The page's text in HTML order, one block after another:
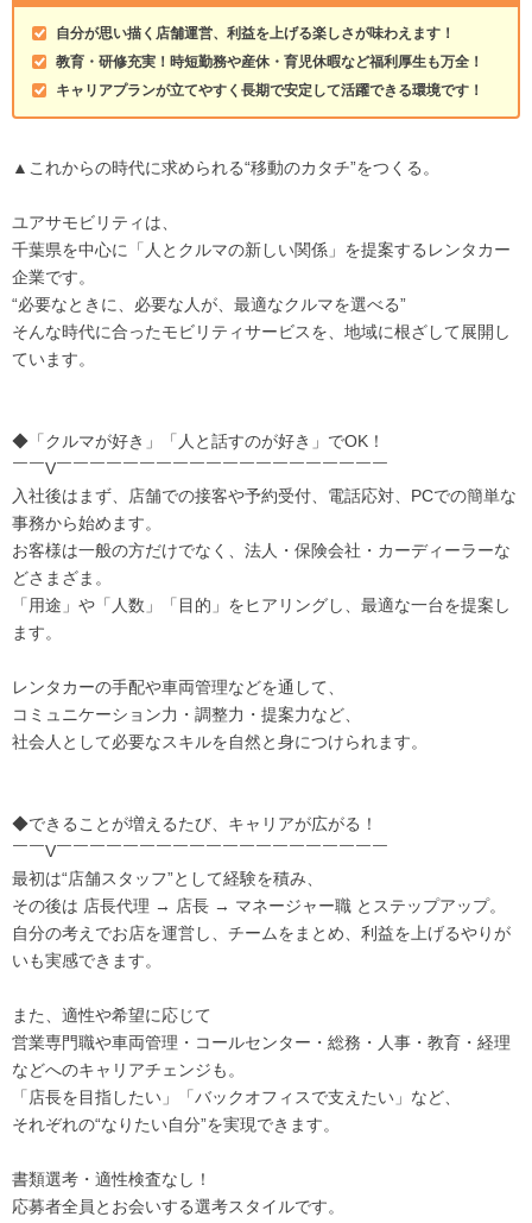
自分が思い描く店舗運営、利益を上げる楽しさが味わえます！
教育・研修充実！時短勤務や産休・育児休暇など福利厚生も万全！
キャリアプランが立てやすく長期で安定して活躍できる環境です！
▲これからの時代に求められる“移動のカタチ”をつくる。
ユアサモビリティは、
千葉県を中心に「人とクルマの新しい関係」を提案するレンタカー
企業です。
“必要なときに、必要な人が、最適なクルマを選べる”
そんな時代に合ったモビリティサービスを、地域に根ざして展開し
ています。
◆「クルマが好き」「人と話すのが好き」でOK！
￣￣V￣￣￣￣￣￣￣￣￣￣￣￣￣￣￣￣￣￣￣￣
入社後はまず、店舗での接客や予約受付、電話応対、PCでの簡単な
事務から始めます。
お客様は一般の方だけでなく、法人・保険会社・カーディーラーな
どさまざま。
「用途」や「人数」「目的」をヒアリングし、最適な一台を提案し
ます。
レンタカーの手配や車両管理などを通して、
コミュニケーション力・調整力・提案力など、
社会人として必要なスキルを自然と身につけられます。
◆できることが増えるたび、キャリアが広がる！
￣￣V￣￣￣￣￣￣￣￣￣￣￣￣￣￣￣￣￣￣￣￣
最初は“店舗スタッフ”として経験を積み、
その後は 店長代理 → 店長 → マネージャー職 とステップアップ。
自分の考えでお店を運営し、チームをまとめ、利益を上げるやりが
いも実感できます。
また、適性や希望に応じて
営業専門職や車両管理・コールセンター・総務・人事・教育・経理
などへのキャリアチェンジも。
「店長を目指したい」「バックオフィスで支えたい」など、
それぞれの“なりたい自分”を実現できます。
書類選考・適性検査なし！
応募者全員とお会いする選考スタイルです。